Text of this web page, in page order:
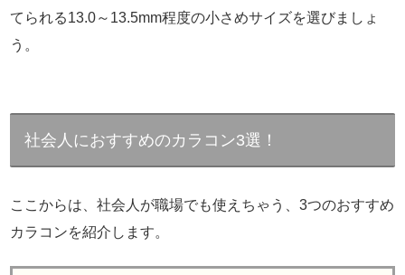
てられる13.0～13.5mm程度の小さめサイズを選びましょ
う。
社会人におすすめのカラコン3選！
ここからは、社会人が職場でも使えちゃう、3つのおすすめ
カラコンを紹介します。